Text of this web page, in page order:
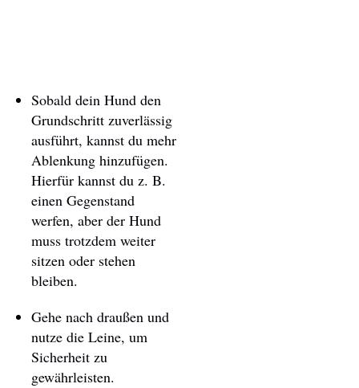
Sobald dein Hund den
Grundschritt zuverlässig
ausführt, kannst du mehr
Ablenkung hinzufügen.
Hierfür kannst du z. B.
einen Gegenstand
werfen, aber der Hund
muss trotzdem weiter
sitzen oder stehen
bleiben.
Gehe nach draußen und
nutze die Leine, um
Sicherheit zu
gewährleisten.